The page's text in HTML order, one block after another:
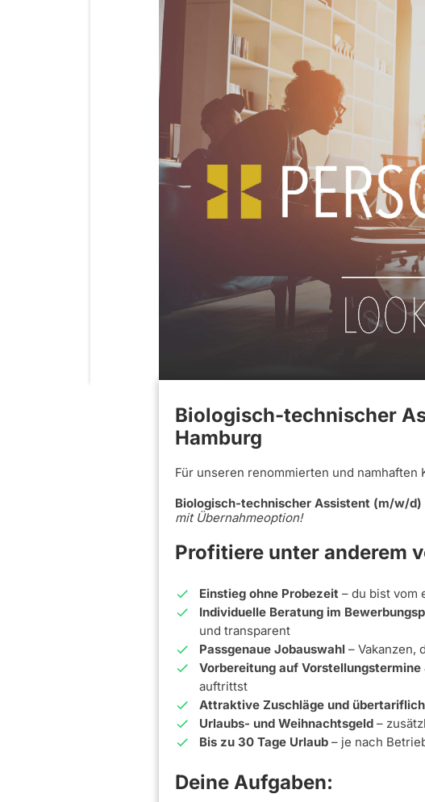
Biologisch-technischer
Hamburg
Für unseren renommierten und namhaften
Biologisch-technischer Assistent (m/w/d)
mit Übernahmeoption!
Profitiere unter anderem
Einstieg ohne Probezeit – du bist vom
Individuelle Beratung im
und transparent
Passgenaue Jobauswahl – Vakanzen,
Vorbereitung auf Vorstellungstermine
auftrittst
Attraktive Zuschläge und
Urlaubs- und Weihnachtsgeld –
Bis zu 30 Tage Urlaub – je nach
Deine Aufgaben: